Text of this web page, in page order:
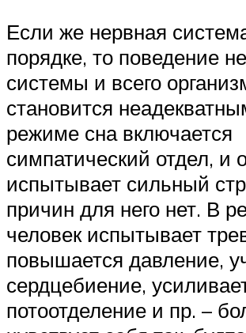
Если же нервная
порядке, то поведение
системы и всего
становится
режиме сна включается
симпатический отдел, и
испытывает сильный
причин для него нет. В
человек испытывает
повышается давление,
сердцебиение,
потоотделение и пр. –